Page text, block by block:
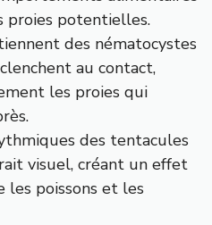
proies potentielles.
des nématocystes
au contact,
les proies qui
des tentacules
visuel, créant un effet
poissons et les